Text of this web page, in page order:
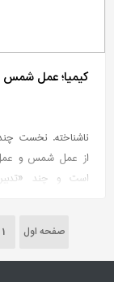
كیمیا؛ عمل شمس
ناشناخته. نخست
از عمل شمس و
است و چند
صفحه اول 1